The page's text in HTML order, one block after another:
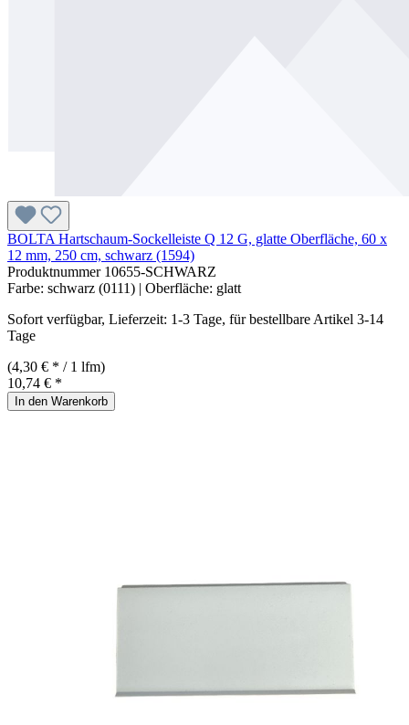
BOLTA Hartschaum-Sockelleiste Q 12 G, glatte Oberfläche, 60 x
12 mm, 250 cm, schwarz (1594)
Produktnummer 10655-SCHWARZ
Farbe: schwarz (0111) | Oberfläche: glatt
Sofort verfügbar, Lieferzeit: 1-3 Tage, für bestellbare Artikel 3-14
Tage
(4,30 € * / 1 lfm)
10,74 € *
In den Warenkorb